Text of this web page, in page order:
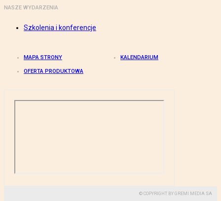
NASZE WYDARZENIA
Szkolenia i konferencje
MAPA STRONY KALENDARIUM
OFERTA PRODUKTOWA
© COPYRIGHT BY GREMI MEDIA SA